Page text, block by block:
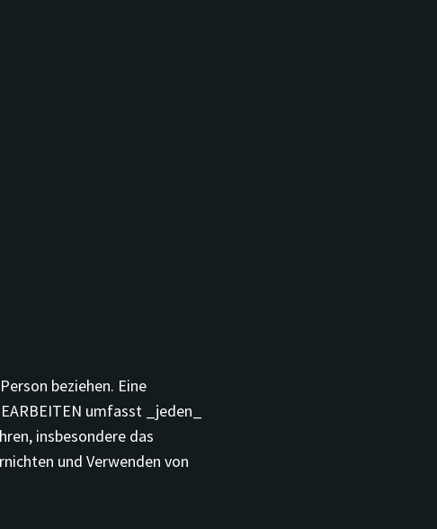
beziehen. Eine
umfasst _jeden_
insbesondere das
und Verwenden von